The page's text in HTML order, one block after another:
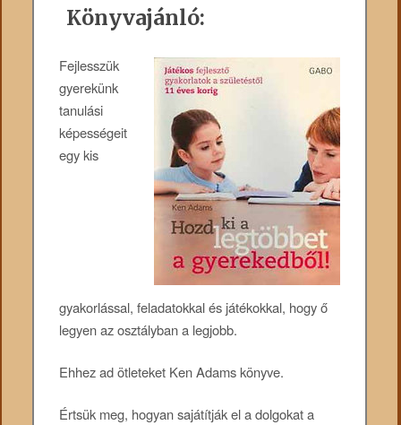
Könyvajánló:
Fejlesszük
gyerekünk
tanulási
képességeit
egy kis
gyakorlással, feladatokkal és játékokkal, hogy ő
legyen az osztályban a legjobb.
Ehhez ad ötleteket Ken Adams könyve.
Értsük meg, hogyan sajátítják el a dolgokat a